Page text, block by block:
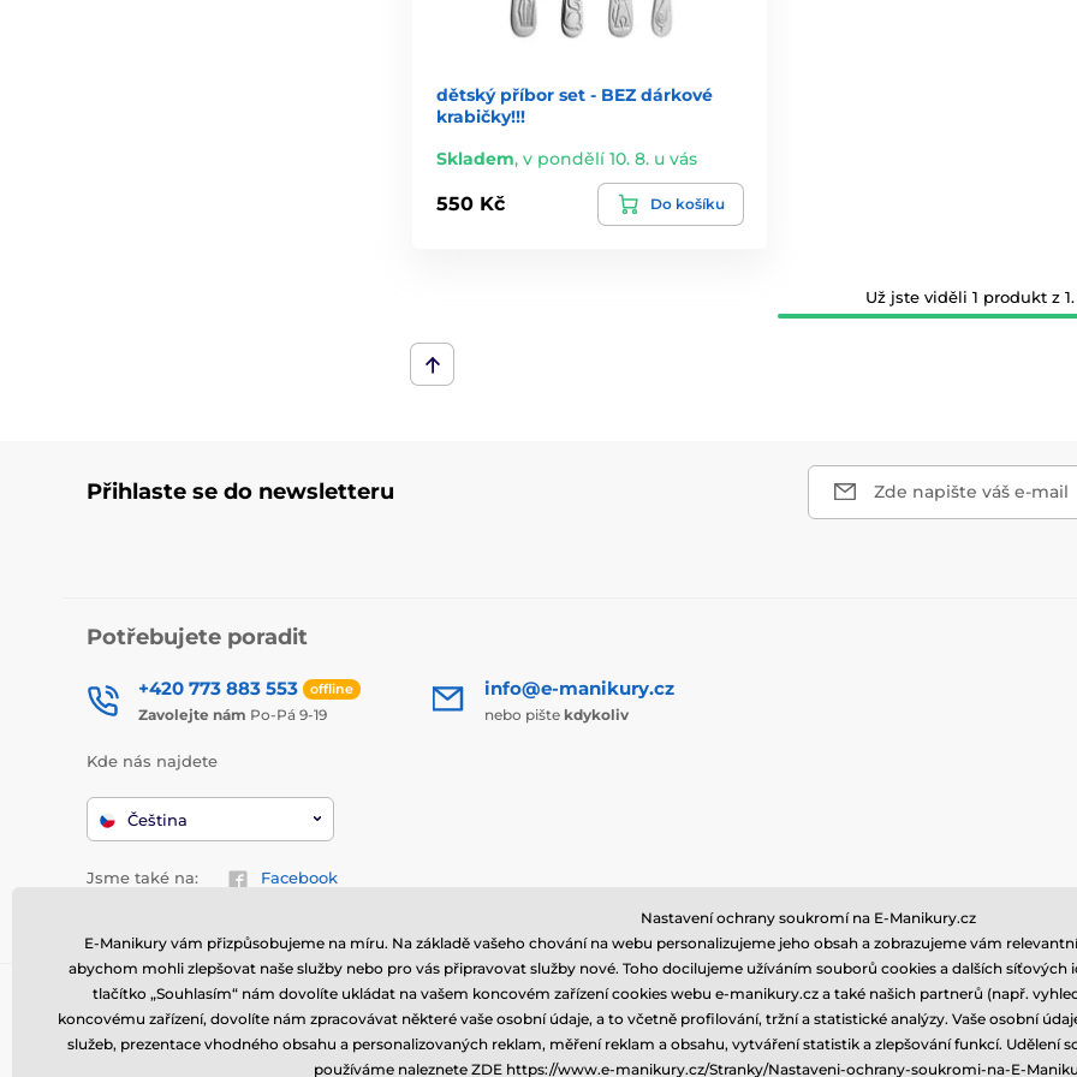
dětský příbor set - BEZ dárkové
krabičky!!!
Skladem, v pondělí 10. 8. u vás
550 Kč Do košíku
Už jste viděli 1 produkt z 1.
Přihlaste se do newsletteru Zde napište váš e-mail
Potřebujete poradit
+420 773 883 553 offline
Zavolejte nám Po-Pá 9-19
info@e-manikury.cz
nebo pište kdykoliv
Kde nás najdete
Čeština
Jsme také na: Facebook
© 2026 www.e-manikury.cz ⦁ E-shop vytvořilaSIMPLIA.cz
Nastavení ochrany soukromí na E-Manikury.cz
E-Manikury vám přizpůsobujeme na míru. Na základě vašeho chování na webu personalizujeme jeho obsah a zobrazujeme vám
abychom mohli zlepšovat naše služby nebo pro vás připravovat služby nové. Toho docilujeme užíváním souborů cookies a dalších
tlačítko „Souhlasím“ nám dovolíte ukládat na vašem koncovém zařízení cookies webu e-manikury.cz a také našich partnerů (např.
koncovému zařízení, dovolíte nám zpracovávat některé vaše osobní údaje, a to včetně profilování, tržní a statistické analýzy. Vaše osobní
služeb, prezentace vhodného obsahu a personalizovaných reklam, měření reklam a obsahu, vytváření statistik a zlepšování funkcí. Udělení
používáme naleznete ZDE https://www.e-manikury.cz/Stranky/Nastaveni-ochrany-soukromi-na-E-